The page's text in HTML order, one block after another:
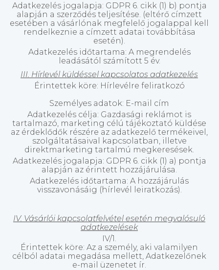
Adatkezelés jogalapja: GDPR 6. cikk (1) b) pontja
alapján a szerződés teljesítése. (eltérő címzett
esetében a vásárlónak megfelelő jogalappal kell
rendelkeznie a címzett adatai továbbítása
esetén).
Adatkezelés időtartama: A megrendelés
leadásától számított 5 év.
III. Hírlevél küldéssel kapcsolatos adatkezelés
Érintettek köre: Hírlevélre feliratkozó
Személyes adatok: E-mail cím
Adatkezelés célja: Gazdasági reklámot is
tartalmazó, marketing célú tájékoztató küldése
az érdeklődők részére az adatkezelő termékeivel,
szolgáltatásaival kapcsolatban, illetve
direktmarketing tartalmú megkeresések.
Adatkezelés jogalapja: GDPR 6. cikk (1) a) pontja
alapján az érintett hozzájárulása.
Adatkezelés időtartama: A hozzájárulás
visszavonásáig (hírlevél leiratkozás).
IV. Vásárlói kapcsolatfelvétel esetén megvalósuló
adatkezelések
IV/1.
Érintettek köre: Az a személy, aki valamilyen
célból adatai megadása mellett, Adatkezelőnek
e-mail üzenetet ír.